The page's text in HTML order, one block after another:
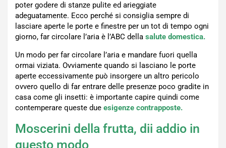
poter godere di stanze pulite ed arieggiate
adeguatamente. Ecco perché si consiglia sempre di
lasciare aperte le porte e finestre per un tot di tempo ogni
giorno, far circolare l’aria è l’ABC della salute domestica.
Un modo per far circolare l’aria e mandare fuori quella
ormai viziata. Ovviamente quando si lasciano le porte
aperte eccessivamente può insorgere un altro pericolo
ovvero quello di far entrare delle presenze poco gradite in
casa come gli insetti: è importante capire quindi come
contemperare queste due esigenze contrapposte.
Moscerini della frutta, dii addio in
questo modo